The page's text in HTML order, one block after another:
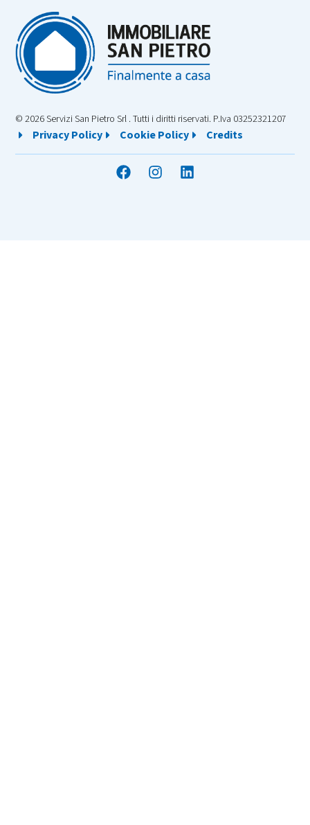
© 2026 Servizi San Pietro Srl . Tutti i diritti riservati. P.Iva 03252321207
Privacy Policy Cookie Policy Credits